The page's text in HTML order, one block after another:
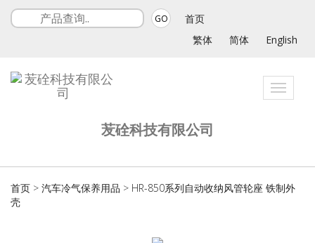
GO
首页
繁体
简体 English
Toggle
苃硂科技有限公司
首页 > 汽车冷气保养用品 > HR-850系列自动收纳风管轮座 铁制外
壳